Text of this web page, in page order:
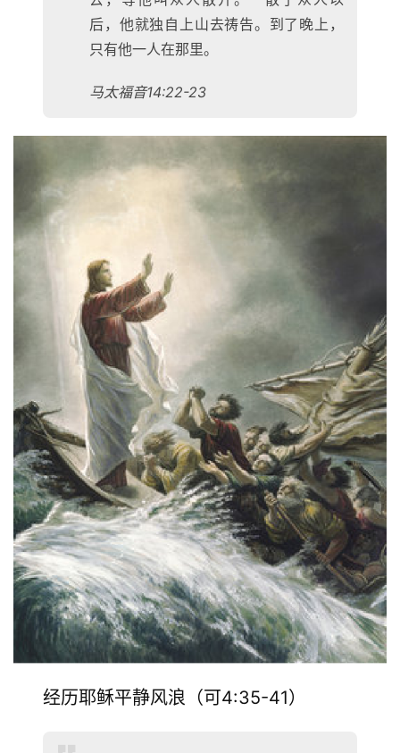
后，他就独自上山去祷告。到了晚上，
只有他一人在那里。
马太福音14:22-23
经历耶稣平静风浪（可4:35-41）